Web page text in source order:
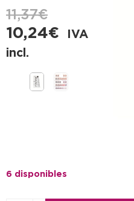
11,37€
10,24€
IVA
incl.
6 disponibles